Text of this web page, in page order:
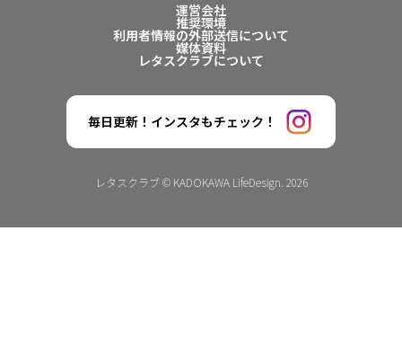
運営会社
推奨環境
利用者情報の外部送信について
媒体資料
レタスクラブについて
毎日更新！インスタもチェック！
レタスクラブ © KADOKAWA LifeDesign. 2026